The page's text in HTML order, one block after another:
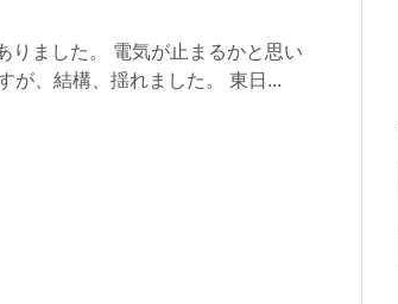
りました。 電気が止まるかと思い
が、結構、揺れました。 東日...